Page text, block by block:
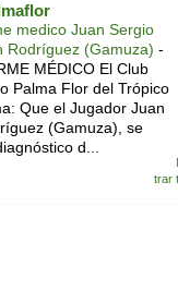
medico Juan Sergio
Rodríguez (Gamuza) -
MÉDICO El Club
Palma Flor del Trópico
Que el Jugador Juan
(Gamuza), se
d...
trar